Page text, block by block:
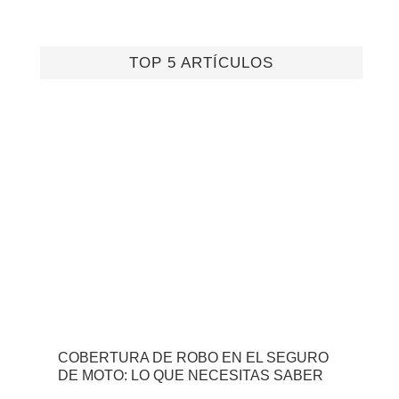
TOP 5 ARTÍCULOS
COBERTURA DE ROBO EN EL SEGURO
DE MOTO: LO QUE NECESITAS SABER